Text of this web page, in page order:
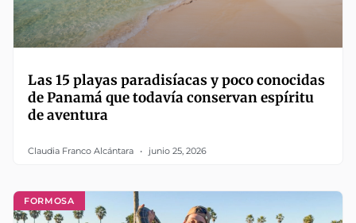
Las 15 playas paradisíacas y poco conocidas
de Panamá que todavía conservan espíritu
de aventura
Claudia Franco Alcántara junio 25, 2026
FORMOSA